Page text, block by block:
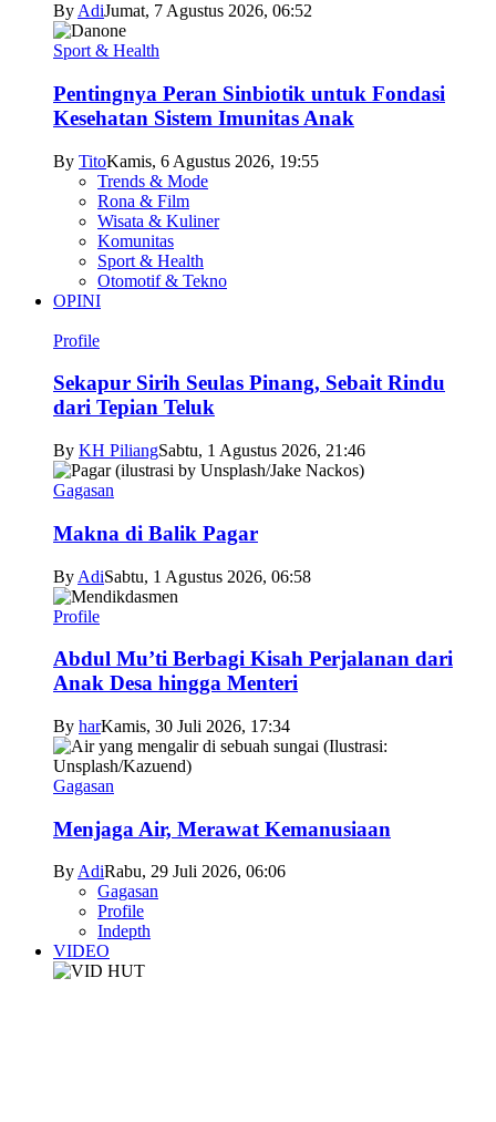
By AdiJumat, 7 Agustus 2026, 06:52
Sport & Health
Pentingnya Peran Sinbiotik untuk Fondasi
Kesehatan Sistem Imunitas Anak
By TitoKamis, 6 Agustus 2026, 19:55
Trends & Mode
Rona & Film
Wisata & Kuliner
Komunitas
Sport & Health
Otomotif & Tekno
OPINI
Profile
Sekapur Sirih Seulas Pinang, Sebait Rindu
dari Tepian Teluk
By KH PiliangSabtu, 1 Agustus 2026, 21:46
Gagasan
Makna di Balik Pagar
By AdiSabtu, 1 Agustus 2026, 06:58
Profile
Abdul Mu’ti Berbagi Kisah Perjalanan dari
Anak Desa hingga Menteri
By harKamis, 30 Juli 2026, 17:34
Gagasan
Menjaga Air, Merawat Kemanusiaan
ByAdiRabu, 29 Juli 2026, 06:06
Gagasan
Profile
Indepth
VIDEO